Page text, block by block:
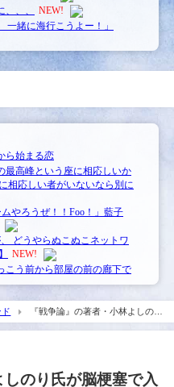
ド
『戦争論』の著者・小林よしのり
しのり氏が脳梗塞で入